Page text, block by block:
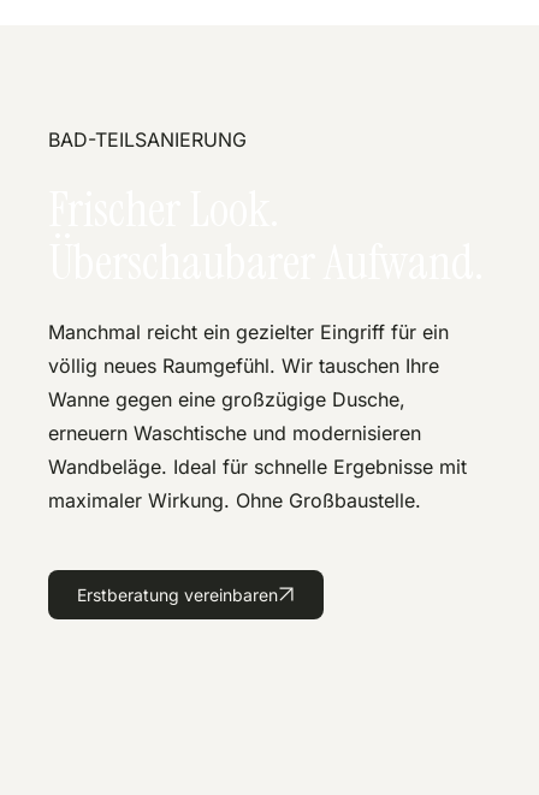
BAD-TEILSANIERUNG
Manchmal reicht ein gezielter Eingriff für ein
völlig neues Raumgefühl. Wir tauschen Ihre
Wanne gegen eine großzügige Dusche,
erneuern Waschtische und modernisieren
Wandbeläge. Ideal für schnelle Ergebnisse mit
maximaler Wirkung. Ohne Großbaustelle.
Erstberatung vereinbaren